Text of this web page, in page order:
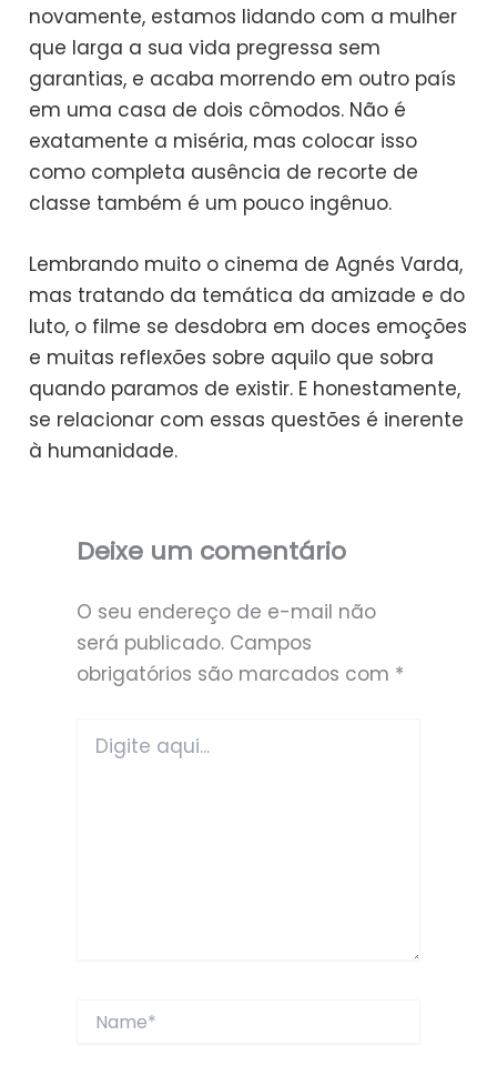
novamente, estamos lidando com a mulher
que larga a sua vida pregressa sem
garantias, e acaba morrendo em outro país
em uma casa de dois cômodos. Não é
exatamente a miséria, mas colocar isso
como completa ausência de recorte de
classe também é um pouco ingênuo.
Lembrando muito o cinema de Agnés Varda,
mas tratando da temática da amizade e do
luto, o filme se desdobra em doces emoções
e muitas reflexões sobre aquilo que sobra
quando paramos de existir. E honestamente,
se relacionar com essas questões é inerente
à humanidade.
Deixe um comentário
O seu endereço de e-mail não
será publicado. Campos
obrigatórios são marcados com *
aqui...